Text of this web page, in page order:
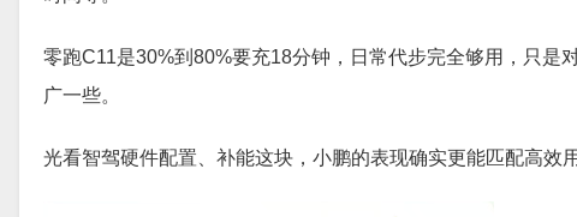
零跑C11是30%到80%要充18分钟，日常代步完全够用，只是
广一些。
光看智驾硬件配置、补能这块，小鹏的表现确实更能匹配高效